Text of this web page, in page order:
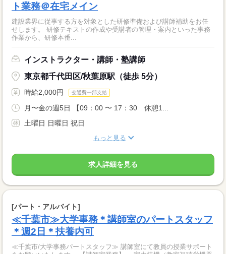
ト業務＠在宅メイン
建設業界に従事する方を対象とした研修準備および講師補助をお任
せします。 研修テキストの作成や受講者の管理・案内といった事務
作業から、研修本番...
インストラクター・講師・塾講師
東京都千代田区/秋葉原駅（徒歩 5分）
時給2,000円 交通費一部支給
月〜金の週5日 【09：00 〜 17：30 休憩1...
土曜日 日曜日 祝日
もっと見る
求人詳細を見る
[パート・アルバイト]
≪千葉市≫大学事務＊講師室のパートスタッフ
＊週2日＊扶養内可
≪千葉市/大学事務パートスタッフ≫ 講師室にて教員の授業サポート